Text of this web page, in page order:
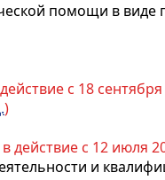
помощи в виде
с 18 сентября
)
с 12 июля
и